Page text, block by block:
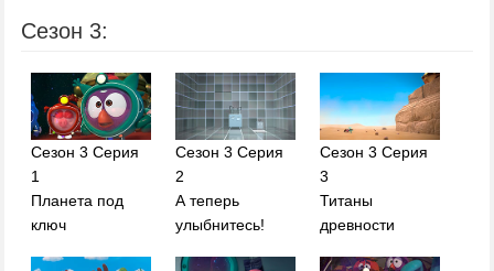
Сезон 3:
Сезон 3 Серия
1
Планета под
ключ
Сезон 3 Серия
2
А теперь
улыбнитесь!
Сезон 3 Серия
3
Титаны
древности